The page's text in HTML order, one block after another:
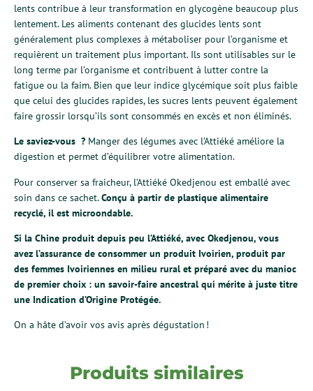
lents contribue à leur transformation en glycogène beaucoup plus
lentement. Les aliments contenant des glucides lents sont
généralement plus complexes à métaboliser pour l’organisme et
requièrent un traitement plus important. Ils sont utilisables sur le
long terme par l’organisme et contribuent à lutter contre la
fatigue ou la faim. Bien que leur indice glycémique soit plus faible
que celui des glucides rapides, les sucres lents peuvent également
faire grossir lorsqu’ils sont consommés en excès et non éliminés.
Le saviez-vous ? Manger des légumes avec l’Attiéké améliore la
digestion et permet d’équilibrer votre alimentation.
Pour conserver sa fraicheur, l’Attiéké Okedjenou est emballé avec
soin dans ce sachet.Conçu à partir de plastique alimentaire
recyclé, il est microondable.
Si la Chine produit depuis peu l’Attiéké, avec Okedjenou, vous
avez l’assurance de consommer un produit Ivoirien, produit par
des femmes Ivoiriennes en milieu rural et préparé avec du manioc
de premier choix : un savoir-faire ancestral qui mérite à juste titre
une Indication d’Origine Protégée.
On a hâte d’avoir vos avis après dégustation !
Produits similaires